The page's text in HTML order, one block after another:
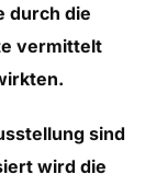
durch die
vermittelt
sind
wird die